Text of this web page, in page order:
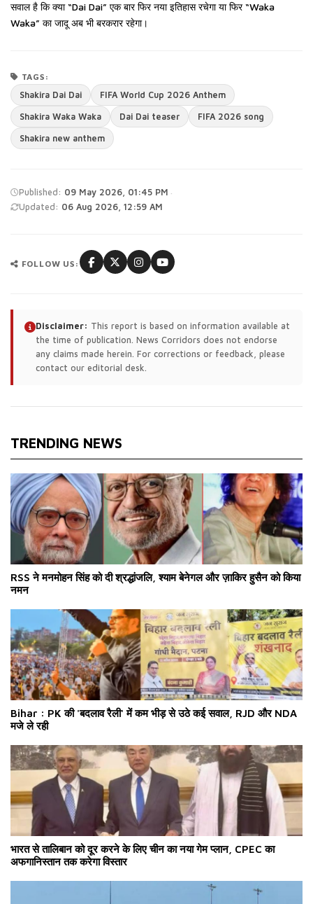
सवाल है कि क्या “Dai Dai” एक बार फिर नया इतिहास रचेगा या फिर “Waka
Waka” का जादू अब भी बरकरार रहेगा।
TAGS:
Shakira Dai Dai
FIFA World Cup 2026 Anthem
Shakira Waka Waka Dai Dai teaser FIFA 2026 song
Shakira new anthem
Published: 09 May 2026, 01:45 PM ·
Updated: 06 Aug 2026, 12:59 AM
FOLLOW US:
Disclaimer: This report is based on information available at
the time of publication. News Corridors does not endorse
any claims made herein. For corrections or feedback, please
contact our editorial desk.
TRENDING NEWS
RSS ने मनमोहन सिंह को दी श्रद्धांजलि, श्याम बेनेगल और ज़ाकिर हुसैन को किया
नमन
Bihar : PK की 'बदलाव रैली' में कम भीड़ से उठे कई सवाल, RJD और NDA
मजे ले रही
भारत से तालिबान को दूर करने के लिए चीन का नया गेम प्लान, CPEC का
अफगानिस्तान तक करेगा विस्तार